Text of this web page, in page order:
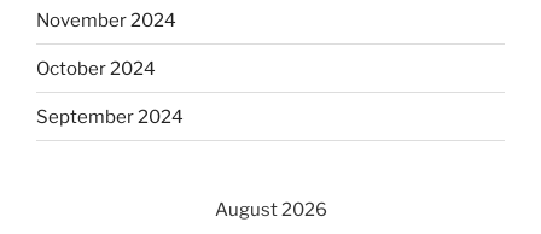
November 2024
October 2024
September 2024
August 2026